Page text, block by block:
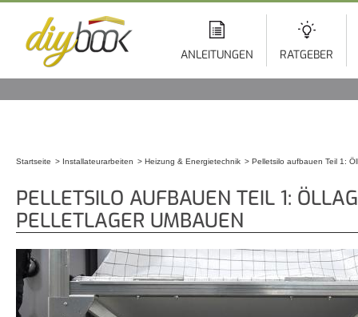
ANLEITUNGEN RATGEBER
Startseite Installateurarbeiten Heizung & Energietechnik Pelletsilo aufbauen Teil 1:
PELLETSILO AUFBAUEN TEIL 1:
PELLETLAGER UMBAUEN